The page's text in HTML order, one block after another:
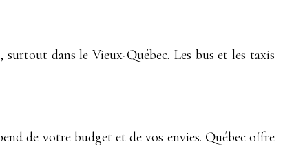
dans le Vieux-Québec. Les bus et les taxis
de votre budget et de vos envies. Québec offre